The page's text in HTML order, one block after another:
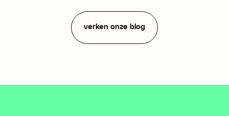
verken onze blog